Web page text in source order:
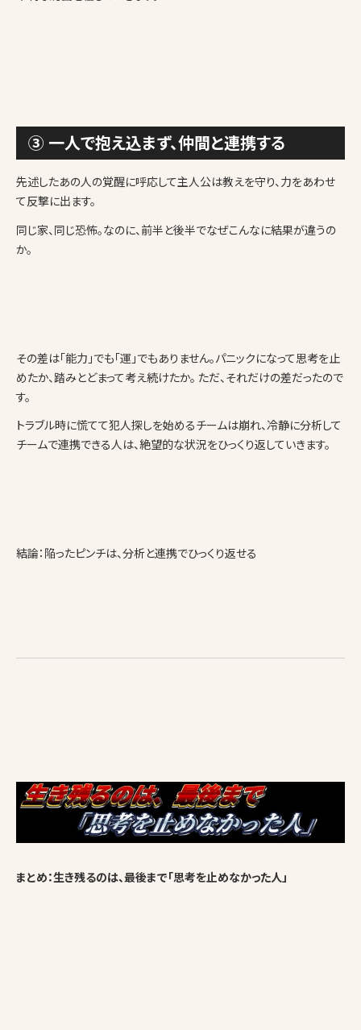
③ 一人で抱え込まず、仲間と連携する
先述したあの人の覚醒に呼応して主人公は教えを守り、力をあわせ
て反撃に出ます。
同じ家、同じ恐怖。なのに、前半と後半でなぜこんなに結果が違うの
か。
その差は「能力」でも「運」でもありません。パニックになって思考を止
めたか、踏みとどまって考え続けたか。 ただ、それだけの差だったので
す。
トラブル時に慌てて犯人探しを始めるチームは崩れ、冷静に分析して
チームで連携できる人は、絶望的な状況をひっくり返していきます。
結論：陥ったピンチは、分析と連携でひっくり返せる
まとめ：生き残るのは、最後まで「思考を止めなかった人」